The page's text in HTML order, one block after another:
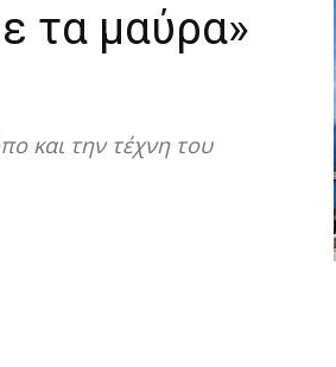
τα μαύρα»
και την τέχνη του